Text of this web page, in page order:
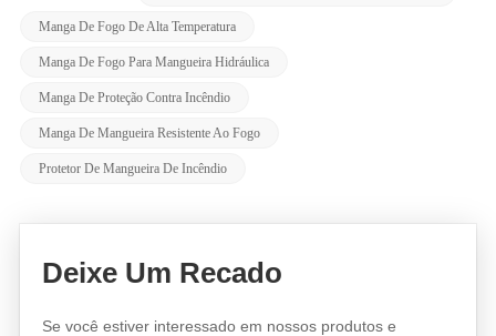
Manga De Fogo De Alta Temperatura
Manga De Fogo Para Mangueira Hidráulica
Manga De Proteção Contra Incêndio
Manga De Mangueira Resistente Ao Fogo
Protetor De Mangueira De Incêndio
Deixe Um Recado
Se você estiver interessado em nossos produtos e